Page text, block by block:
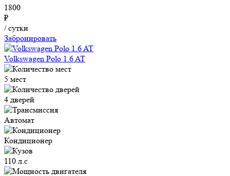
1800
₽
/ сутки
Забронировать
Volkswagen Polo 1.6 AT
5 мест
4 дверей
Автомат
Кондиционер
110 л.с